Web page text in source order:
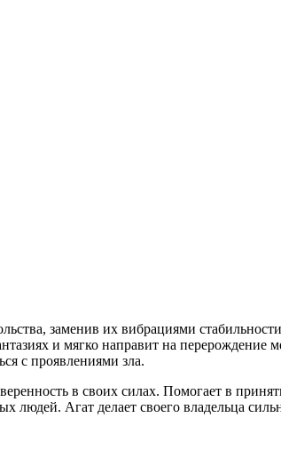
заменив их вибрациями
и мягко направит на перерождение
с проявлениями зла.
в своих силах. Помогает в
людей. Агат делает своего владельца